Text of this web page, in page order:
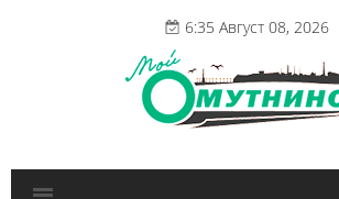
6:35 Август 08, 2026